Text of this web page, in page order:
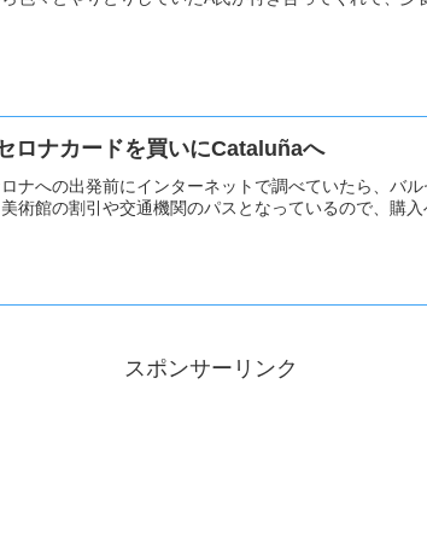
ロナカードを買いにCataluñaへ
ナへの出発前にインターネットで調べていたら、バ
術館の割引や交通機関のパスとなっているので、購入
スポンサーリンク